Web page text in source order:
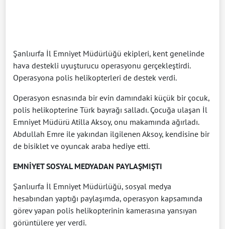
Şanlıurfa İl Emniyet Müdürlüğü ekipleri, kent genelinde
hava destekli uyuşturucu operasyonu gerçekleştirdi.
Operasyona polis helikopterleri de destek verdi.
Operasyon esnasında bir evin damındaki küçük bir çocuk,
polis helikopterine Türk bayrağı salladı. Çocuğa ulaşan İl
Emniyet Müdürü Atilla Aksoy, onu makamında ağırladı.
Abdullah Emre ile yakından ilgilenen Aksoy, kendisine bir
de bisiklet ve oyuncak araba hediye etti.
EMNİYET SOSYAL MEDYADAN PAYLAŞMIŞTI
Şanlıurfa İl Emniyet Müdürlüğü, sosyal medya
hesabından yaptığı paylaşımda, operasyon kapsamında
görev yapan polis helikopterinin kamerasına yansıyan
görüntülere yer verdi.